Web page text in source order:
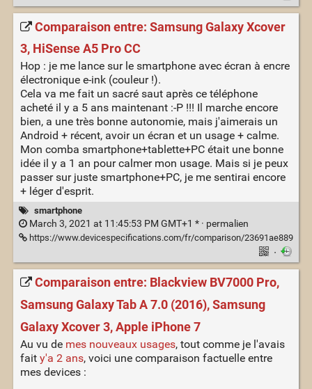
Comparaison entre: Samsung Galaxy Xcover
3, HiSense A5 Pro CC
Hop : je me lance sur le smartphone avec écran à encre
électronique e-ink (couleur !).
Cela va me fait un sacré saut après ce téléphone
acheté il y a 5 ans maintenant :-P !!! Il marche encore
bien, a une très bonne autonomie, mais j'aimerais un
Android + récent, avoir un écran et un usage + calme.
Mon comba smartphone+tablette+PC était une bonne
idée il y a 1 an pour calmer mon usage. Mais si je peux
passer sur juste smartphone+PC, je me sentirai encore
+ léger d'esprit.
smartphone
March 3, 2021 at 11:45:53 PM GMT+1 * · permalien
https://www.devicespecifications.com/fr/comparison/23691ae889
·
Comparaison entre: Blackview BV7000 Pro,
Samsung Galaxy Tab A 7.0 (2016), Samsung
Galaxy Xcover 3, Apple iPhone 7
Au vu de mes nouveaux usages, tout comme je l'avais
fait y'a 2 ans, voici une comparaison factuelle entre
mes devices :